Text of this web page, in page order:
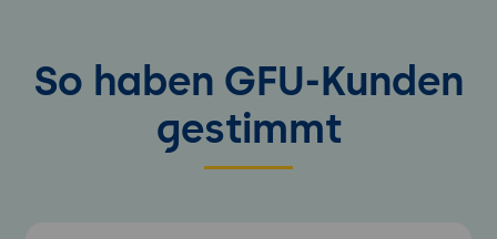
Integration von APIs und serverseitigen
Schnittstellen
So haben GFU-Kunden
gestimmt